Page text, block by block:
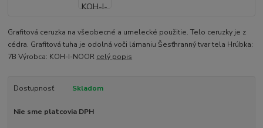
Grafitová ceruzka na všeobecné a umelecké použitie. Telo ceruzky je z
cédra. Grafitová tuha je odolná voči lámaniu Šesťhranný tvar tela Hrúbka:
7B Výrobca: KOH-I-NOOR celý popis
Dostupnosť Skladom
Nie sme platcovia DPH